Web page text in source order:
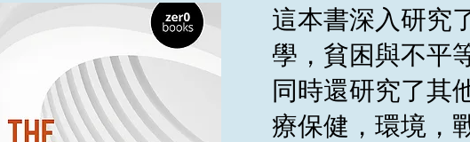
這本書深入研究
學，貧困與不平
同時還研究了其
療保健，環境，